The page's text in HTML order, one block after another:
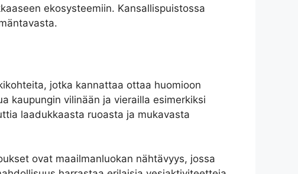
ekosysteemiin. Kansallispuistossa
jotka kannattaa ottaa huomioon
kaupungin vilinään ja vierailla esimerkiksi
laadukkaasta ruoasta ja mukavasta
ovat maailmanluokan nähtävyys, jossa